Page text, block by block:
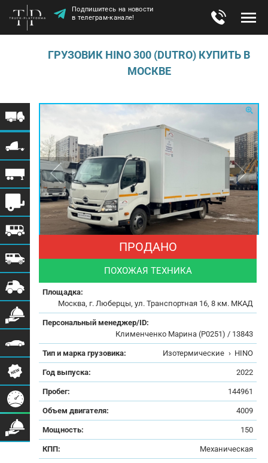
Подпишитесь на новости
в телеграм-канале!
ГРУЗОВИК HINO 300 (DUTRO) КУПИТЬ В
МОСКВЕ
ПРОДАНО
ПОХОЖАЯ ТЕХНИКА
Площадка:
Москва, г. Люберцы, ул. Транспортная 16, 8 км. МКАД
Персональный менеджер/ID:
Клименченко Марина (Р0251) / 13843
Тип и марка грузовика: Изотермические › HINO
Год выпуска: 2022
Пробег: 144961
Объем двигателя: 4009
Мощность: 150
КПП: Механическая